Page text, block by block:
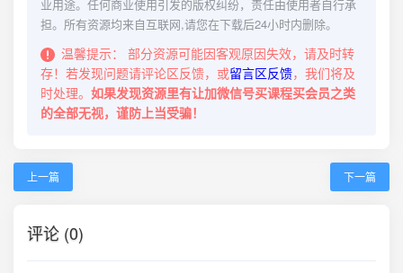
业用途。任何商业使用引发的版权纠纷，责任由使用者自行承
担。所有资源均来自互联网,请您在下载后24小时内删除。
温馨提示：
部分资源可能因客观原因失效，请及时转
存！若发现问题请评论区反馈，或留言区反馈，我们将及
时处理。 如果发现资源里有让加微信号买课程买会员之类
的全部无视，谨防上当受骗！
上一篇 下一篇
评论 (0)